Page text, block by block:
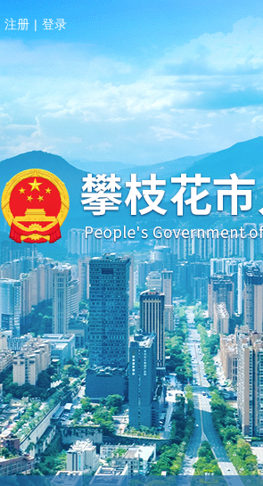
注册 | 登录